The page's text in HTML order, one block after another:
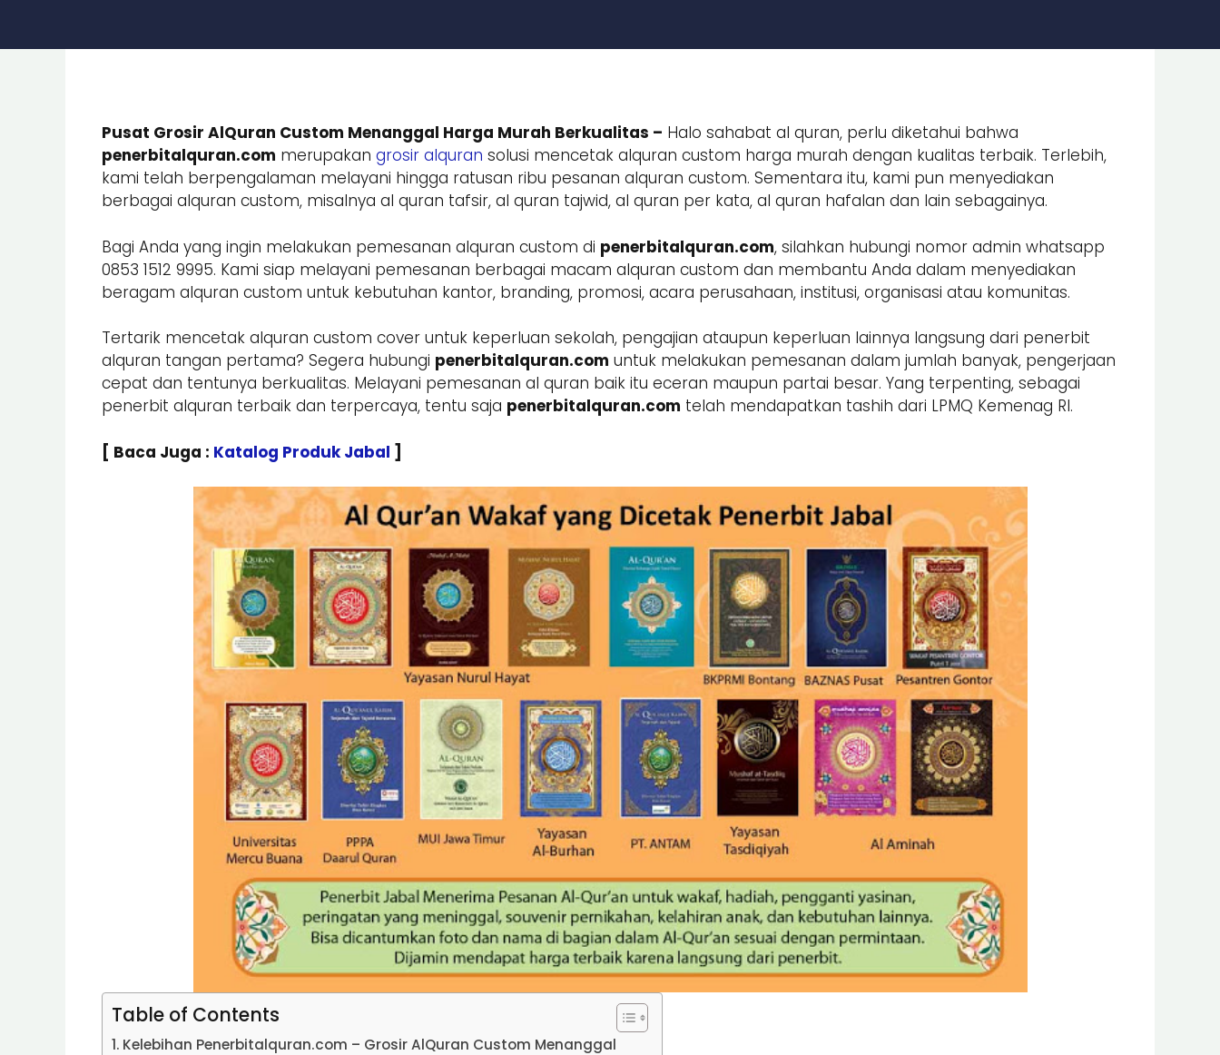
Pusat Grosir AlQuran Custom Menanggal Harga Murah Berkualitas – Halo sahabat al quran, perlu diketahui bahwa
penerbitalquran.com merupakan grosir alquran solusi mencetak alquran custom harga murah dengan kualitas terbaik. Terlebih,
kami telah berpengalaman melayani hingga ratusan ribu pesanan alquran custom. Sementara itu, kami pun menyediakan
berbagai alquran custom, misalnya al quran tafsir, al quran tajwid, al quran per kata, al quran hafalan dan lain sebagainya.
Bagi Anda yang ingin melakukan pemesanan alquran custom di penerbitalquran.com, silahkan hubungi nomor admin whatsapp
0853 1512 9995. Kami siap melayani pemesanan berbagai macam alquran custom dan membantu Anda dalam menyediakan
beragam alquran custom untuk kebutuhan kantor, branding, promosi, acara perusahaan, institusi, organisasi atau komunitas.
Tertarik mencetak alquran custom cover untuk keperluan sekolah, pengajian ataupun keperluan lainnya langsung dari penerbit
alquran tangan pertama? Segera hubungi penerbitalquran.com untuk melakukan pemesanan dalam jumlah banyak, pengerjaan
cepat dan tentunya berkualitas. Melayani pemesanan al quran baik itu eceran maupun partai besar. Yang terpenting, sebagai
penerbit alquran terbaik dan terpercaya, tentu saja penerbitalquran.com telah mendapatkan tashih dari LPMQ Kemenag RI.
[ Baca Juga : Katalog Produk Jabal ]
Table of Contents
Kelebihan Penerbitalquran.com – Grosir AlQuran Custom Menanggal